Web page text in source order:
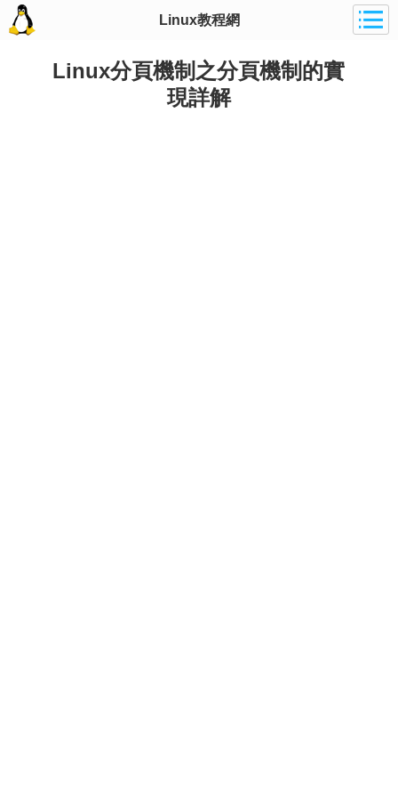
Linux教程網
Linux分頁機制之分頁機制的實
現詳解